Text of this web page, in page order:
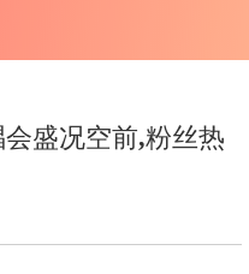
会盛况空前,粉丝热